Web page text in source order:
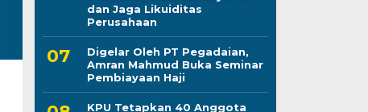
dan Jaga Likuiditas
Perusahaan
Digelar Oleh PT Pegadaian,
Amran Mahmud Buka Seminar
Pembiayaan Haji
KPU Tetapkan 40 Anggota